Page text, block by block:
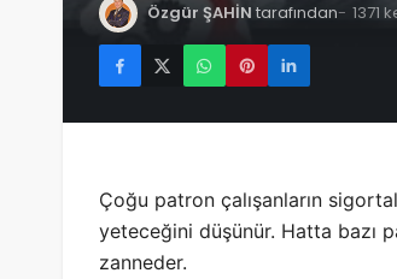
Özgür ŞAHİN tarafından 1371
Çoğu patron çalışanların
yeteceğini düşünür. Hatta bazı
zanneder.